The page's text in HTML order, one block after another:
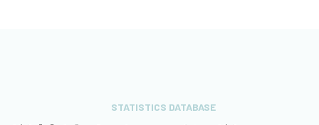
STATISTICS DATABASE